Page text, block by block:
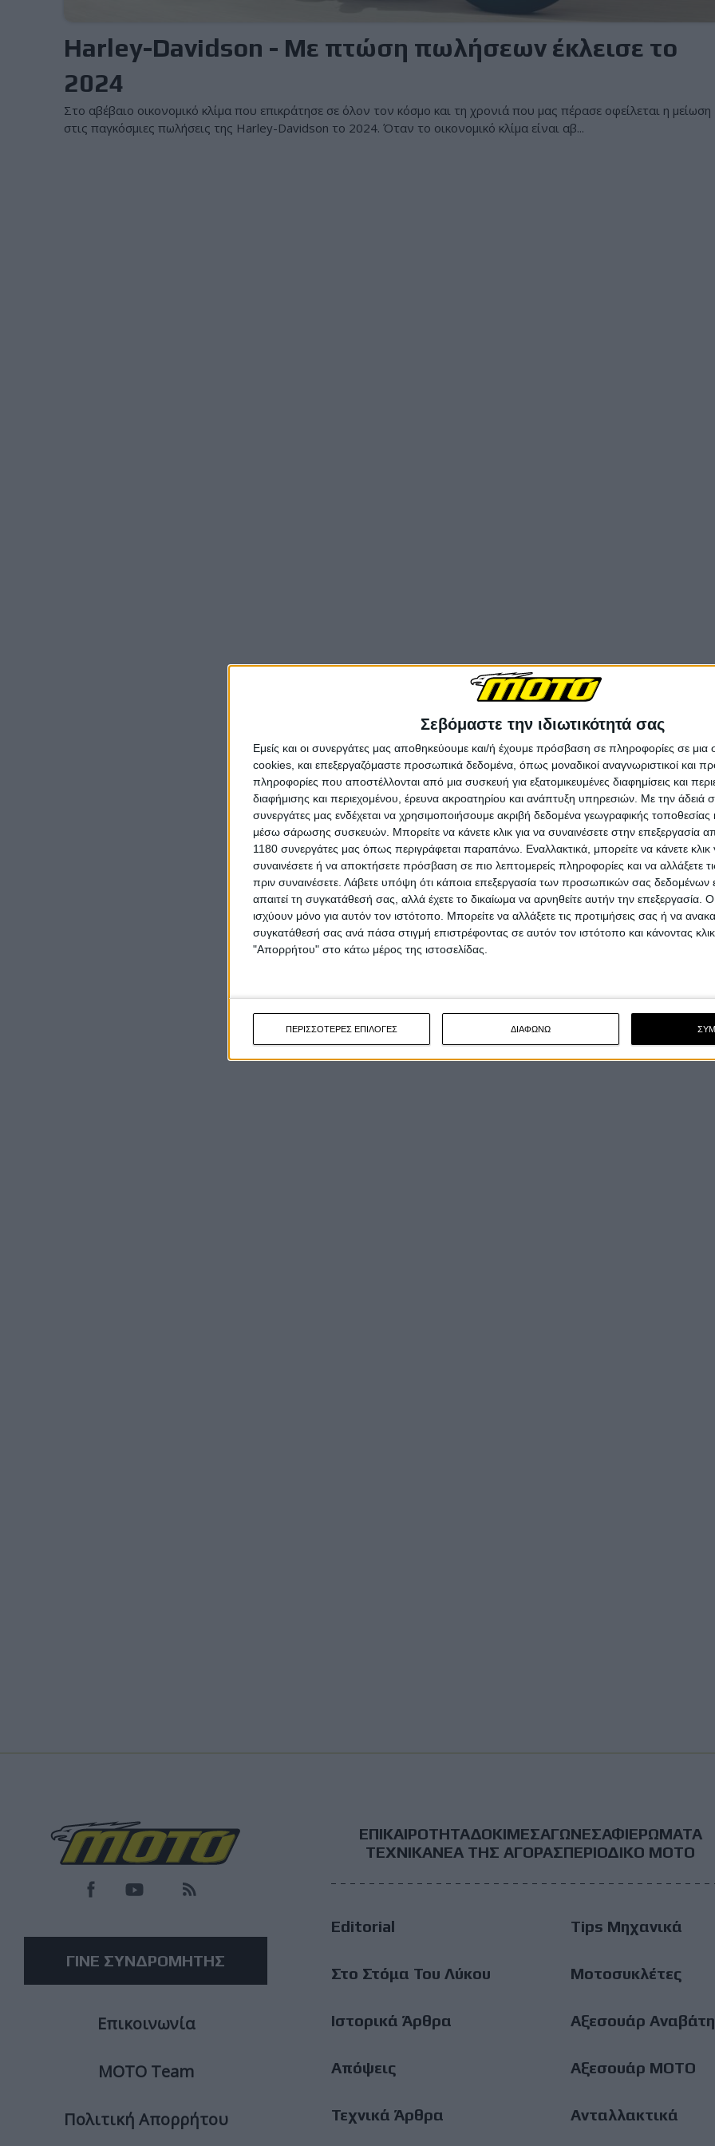
Σεβόμαστε την ιδιωτικότητά σας
Εμείς και οι συνεργάτες μας αποθηκεύουμε και/ή έχουμε πρόσβαση σε πληροφορίες σε
cookies, και επεξεργαζόμαστε προσωπικά δεδομένα, όπως μοναδικοί αναγνωριστικοί και
πληροφορίες που αποστέλλονται από μια συσκευή για εξατομικευμένες διαφημίσεις και
διαφήμισης και περιεχομένου, έρευνα ακροατηρίου και ανάπτυξη υπηρεσιών. Με την άδειά
συνεργάτες μας ενδέχεται να χρησιμοποιήσουμε ακριβή δεδομένα γεωγραφικής τοποθεσίας
μέσω σάρωσης συσκευών. Μπορείτε να κάνετε κλικ για να συναινέσετε στην επεξεργασία
1180 συνεργάτες μας όπως περιγράφεται παραπάνω. Εναλλακτικά, μπορείτε να κάνετε κλικ
συναινέσετε ή να αποκτήσετε πρόσβαση σε πιο λεπτομερείς πληροφορίες και να αλλάξετε
πριν συναινέσετε. Λάβετε υπόψη ότι κάποια επεξεργασία των προσωπικών σας δεδομένων
απαιτεί τη συγκατάθεσή σας, αλλά έχετε το δικαίωμα να αρνηθείτε αυτήν την επεξεργασία.
ισχύουν μόνο για αυτόν τον ιστότοπο. Μπορείτε να αλλάξετε τις προτιμήσεις σας ή να
συγκατάθεσή σας ανά πάσα στιγμή επιστρέφοντας σε αυτόν τον ιστότοπο και κάνοντας
"Απορρήτου" στο κάτω μέρος της ιστοσελίδας.
ΠΕΡΙΣΣΟΤΕΡΕΣ ΕΠΙΛΟΓΕΣ ΔΙΑΦΩΝΩ
Harley-Davidson - Με πτώση πωλήσεων έκλεισε το
2024
Στο αβέβαιο οικονομικό κλίμα που επικράτησε σε όλον τον κόσμο και τη χρονιά που μας πέρασε οφείλεται η μείωση
στις παγκόσμιες πωλήσεις της Harley-Davidson το 2024. Όταν το οικονομικό κλίμα είναι αβ...
ΓΙΝΕ ΣΥΝΔΡΟΜΗΤΗΣ
Επικοινωνία
ΜΟΤΟ Team
Πολιτική Απορρήτου
Footer
Main
Menu
ΕΠΙΚΑΙΡΟΤΗΤΑΔΟΚΙΜΕΣΑΓΩΝΕΣΑΦΙΕΡΩΜΑΤΑ
ΤΕΧΝΙΚΑΝΕΑ ΤΗΣ ΑΓΟΡΑΣΠΕΡΙΟΔΙΚΟ ΜΟΤΟ
Editorial
Στο Στόμα Του Λύκου
Ιστορικά Άρθρα
Απόψεις
Τεχνικά Άρθρα
Tips Μηχανικά
Μοτοσυκλέτες
Αξεσουάρ Αναβάτη
Αξεσουάρ ΜΟΤΟ
Ανταλλακτικά